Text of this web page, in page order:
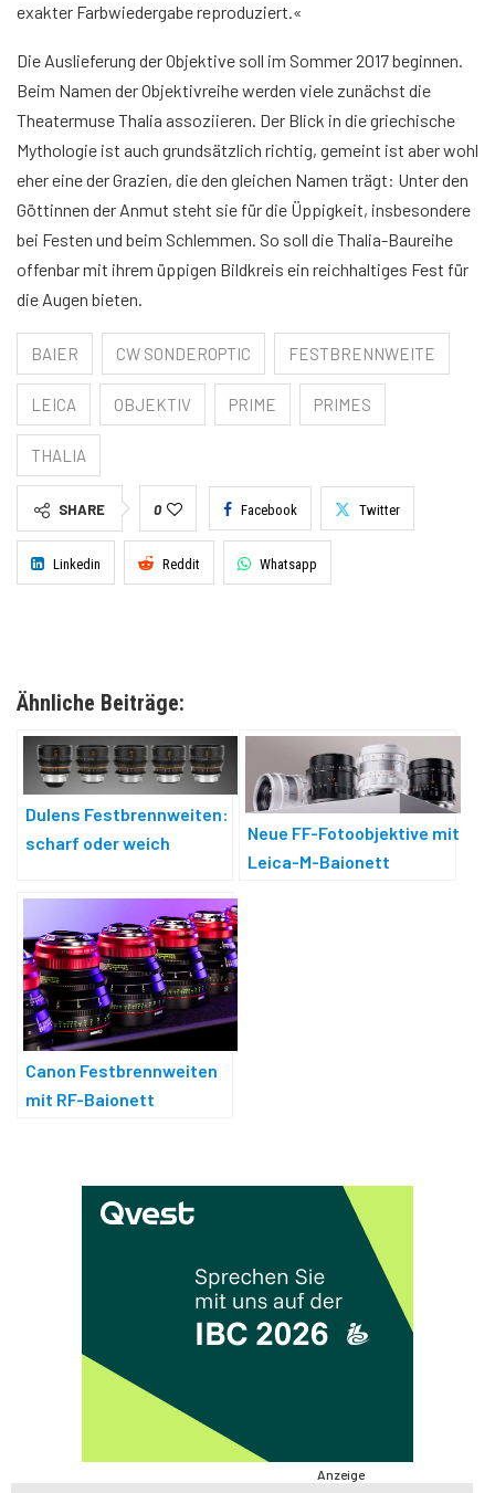
exakter Farbwiedergabe reproduziert.«
Die Auslieferung der Objektive soll im Sommer 2017 beginnen.
Beim Namen der Objektivreihe werden viele zunächst die
Theatermuse Thalia assoziieren. Der Blick in die griechische
Mythologie ist auch grundsätzlich richtig, gemeint ist aber wohl
eher eine der Grazien, die den gleichen Namen trägt: Unter den
Göttinnen der Anmut steht sie für die Üppigkeit, insbesondere
bei Festen und beim Schlemmen. So soll die Thalia-Baureihe
offenbar mit ihrem üppigen Bildkreis ein reichhaltiges Fest für
die Augen bieten.
BAIER CW SONDEROPTIC FESTBRENNWEITE
LEICA OBJEKTIV PRIME PRIMES
THALIA
SHARE 0 Facebook Twitter
Linkedin Reddit Whatsapp
Ähnliche Beiträge:
Dulens Festbrennweiten:
scharf oder weich
Neue FF-Fotoobjektive mit
Leica-M-Bajonett
Canon Festbrennweiten
mit RF-Bajonett
Anzeige